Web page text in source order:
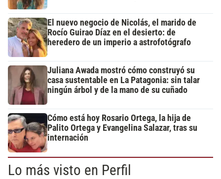
El nuevo negocio de Nicolás, el marido de
Rocío Guirao Díaz en el desierto: de
heredero de un imperio a astrofotógrafo
Juliana Awada mostró cómo construyó su
casa sustentable en La Patagonia: sin talar
ningún árbol y de la mano de su cuñado
Cómo está hoy Rosario Ortega, la hija de
Palito Ortega y Evangelina Salazar, tras su
internación
Lo más visto en Perfil